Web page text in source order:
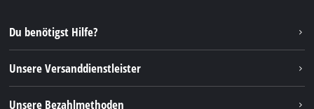
FAQs
Rücksendungen / Widerruf
Verpackungsrichtlinien
Instagram
TikTok
Pinterest
Linkedin
Du benötigst Hilfe?
Unsere Versanddienstleister
Unsere Bezahlmethoden